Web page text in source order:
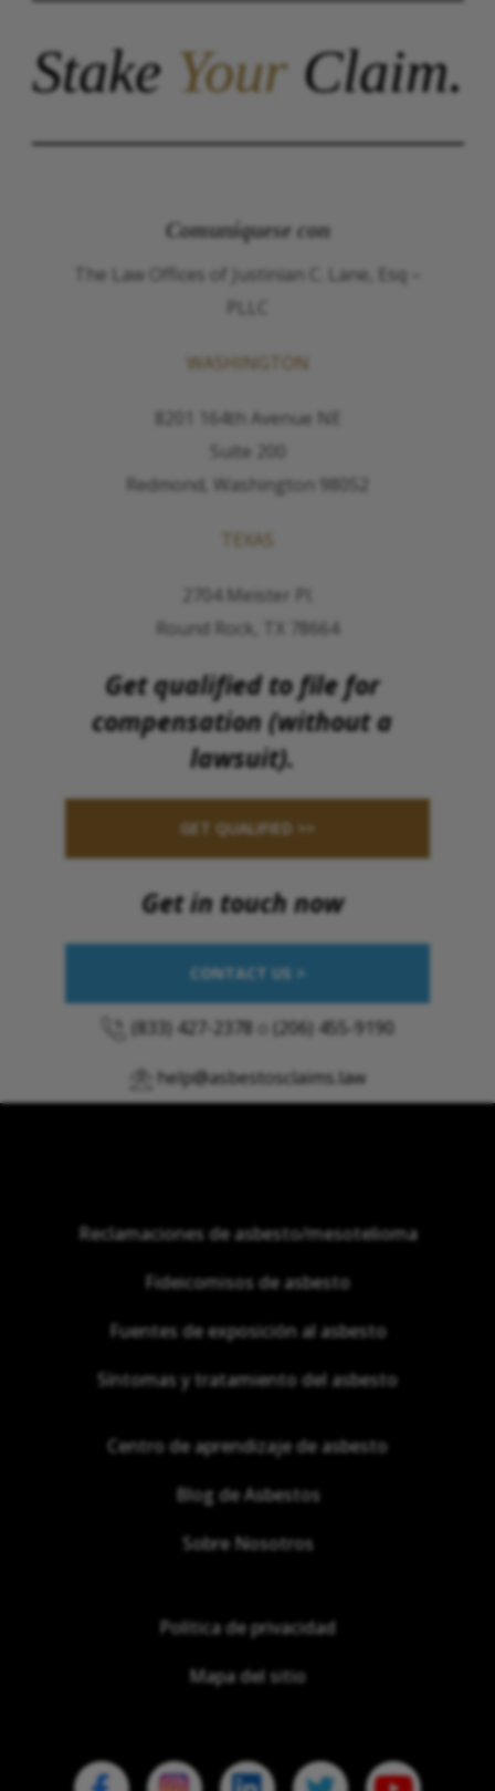
StakeYourClaim.
Comuníquese con
The Law Offices of Justinian C. Lane, Esq –
PLLC
WASHINGTON
8201 164th Avenue NE
Suite 200
Redmond, Washington 98052
TEXAS
2704 Meister Pl.
Round Rock, TX 78664
Get qualified to file for
compensation (without a
lawsuit).
GET QUALIFIED >>
Get in touch now
CONTACT US >
(833) 427-2378 (206) 455-9190
help@asbestosclaims.law
Reclamaciones de asbesto/mesotelioma
Fideicomisos de asbesto
Fuentes de exposición al asbesto
Síntomas y tratamiento del asbesto
Centro de aprendizaje de asbesto
Blog de Asbestos
Sobre Nosotros
Política de privacidad
Mapa del sitio